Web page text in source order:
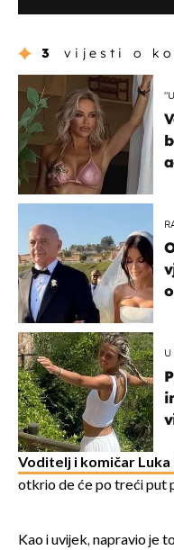
3 vijesti o
Voditelj i komičar Luka
otkrio de će po treći put
Kao i uvijek, napravio je